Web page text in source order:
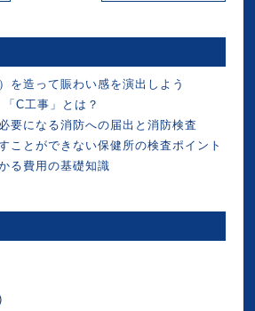
を造って賑わい感を演出しよう
C工事」とは？
要になる消防への届出と消防検査
ことができない保健所の検査ポイント
る費用の基礎知識